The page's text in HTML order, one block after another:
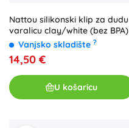
Nattou silikonski klip za dudu
varalicu clay/white (bez BPA)
Vanjsko skladište ?
14,50 €
U košaricu